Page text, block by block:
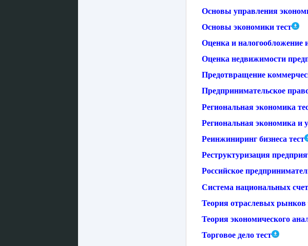
Основы управления
Основы экономики тест
Оценка и налогообложение
Оценка недвижимости
Предотвращение
Предпринимательское
Региональная экономика
Региональная экономика и
Реинжиниринг бизнеса тест
Реструктуризация
Российское
Система национальных
Теория отраслевых рынков
Теория экономического
Торговое дело тест